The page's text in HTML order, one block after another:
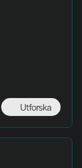
Utforska